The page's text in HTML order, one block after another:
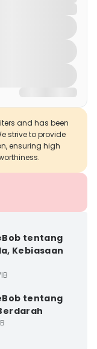
and has been
strive to provide
ensuring high
tentang
Kebiasaan
tentang